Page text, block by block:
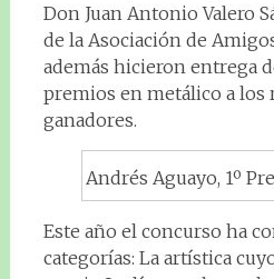
Don Juan Antonio Valero
de la Asociación de
además hicieron entrega
premios en metálico a los
ganadores.
Andrés Aguayo, 1º
Este año el concurso ha
categorías: La artística